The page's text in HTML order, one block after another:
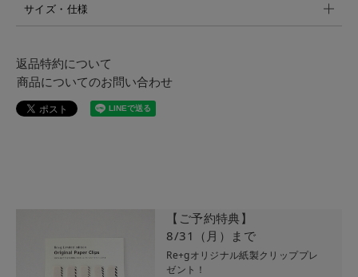
サイズ・仕様
返品特約について
商品についてのお問い合わせ
【ご予約特典】
8/31（月）まで
Re+gオリジナル紙製クリッププレ
ゼント！